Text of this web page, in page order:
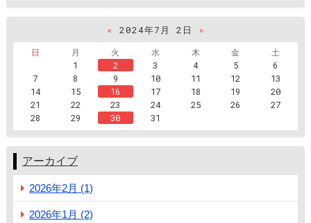
« 2024年7月 2日
»
日
月 火 水 木 金
土
1
2 3 4 5
6
7
8 9 10 11 12
13
14
15 16 17 18 19
20
21
22 23 24 25 26
27
28
29 30 31
アーカイブ
2026年2月 (1)
2026年1月 (2)